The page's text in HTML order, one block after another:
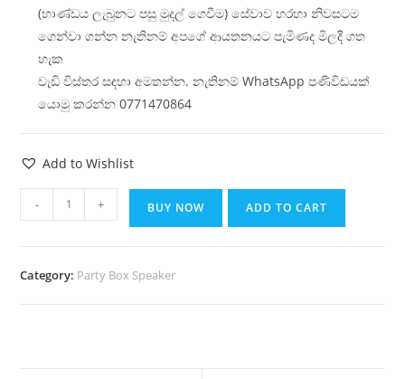
(භාණ්ඩය ලැබුනට පසු මුදල් ගෙවීම) සේවාව හරහා නිවසටම
ගෙන්වා ගන්න නැතිනම් අපගේ ආයතනයට පැමිණද මිලදී ගත
හැක
වැඩි විස්තර සඳහා අමතන්න. නැතිනම් WhatsApp පණිවිඩයක්
යොමු කරන්න 0771470864
Add to Wishlist
- + BUY NOW ADD TO CART
Category: Party Box Speaker